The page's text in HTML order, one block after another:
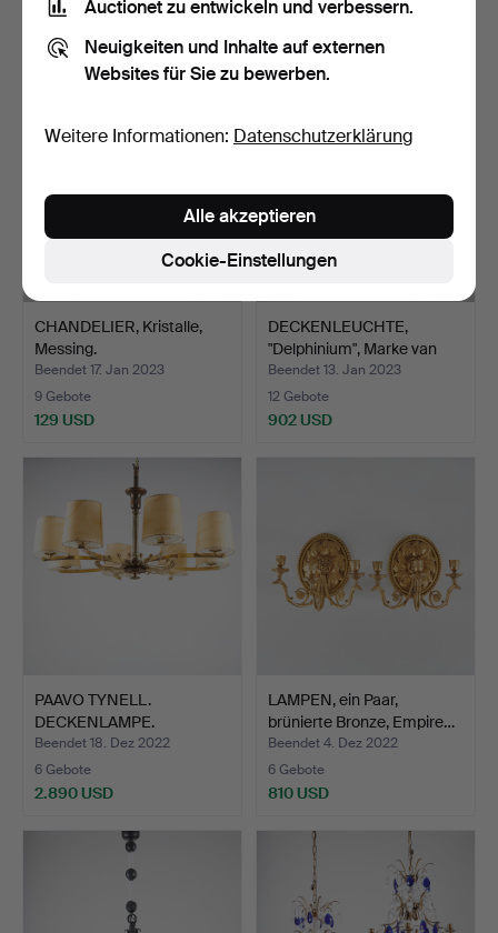
232 USD 168 USD
CHANDELIER, Kristalle,
Messing.
Beendet 17. Jan 2023
9 Gebote
129 USD
DECKENLEUCHTE,
"Delphinium", Marke van
Egm…
Beendet 13. Jan 2023
12 Gebote
902 USD
PAAVO TYNELL.
DECKENLAMPE.
Hergestellt von…
Beendet 18. Dez 2022
6 Gebote
2.890 USD
LAMPEN, ein Paar,
brünierte Bronze, Empire…
Beendet 4. Dez 2022
6 Gebote
810 USD
Auctionet zu entwickeln und verbessern.
Neuigkeiten und Inhalte auf externen
Websites für Sie zu bewerben.
Weitere Informationen: Datenschutzerklärung
Cookie-Einstellungen
Alle akzeptieren